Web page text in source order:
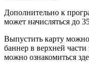
Дополнительно к
может начисляться до
Выпустить карту
баннер в верхней
можно ознакомиться